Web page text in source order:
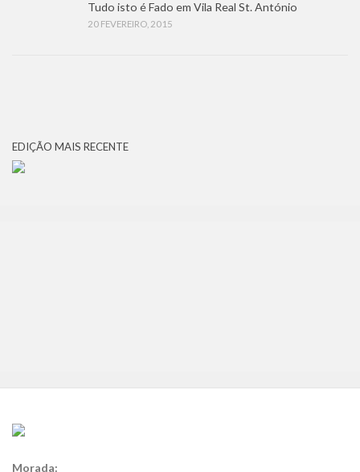
Tudo isto é Fado em Vila Real St. António
20 FEVEREIRO, 2015
EDIÇÃO MAIS RECENTE
Morada: